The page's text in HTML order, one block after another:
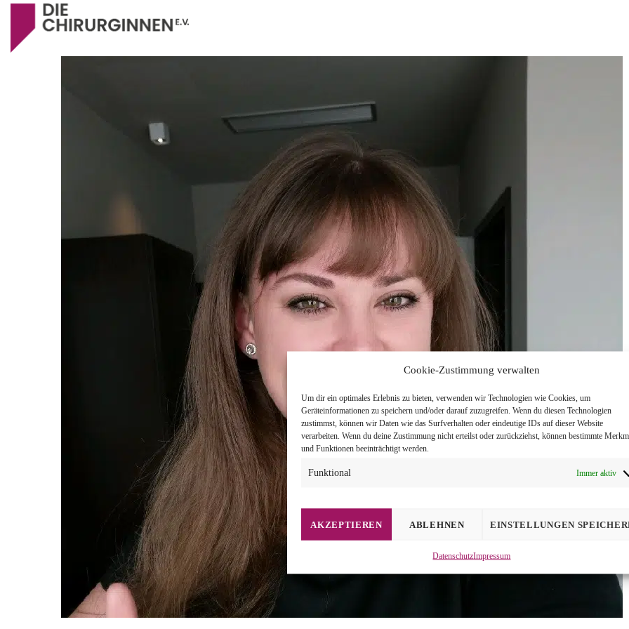
Cookie-Zustimmung verwalten
Um dir ein optimales Erlebnis zu bieten, verwenden wir Technologien wie Cookies, um
Geräteinformationen zu speichern und/oder darauf zuzugreifen. Wenn du diesen Technologien
zustimmst, können wir Daten wie das Surfverhalten oder eindeutige IDs auf dieser Website
verarbeiten. Wenn du deine Zustimmung nicht erteilst oder zurückziehst, können bestimmte
und Funktionen beeinträchtigt werden.
Funktional Immer aktiv
AKZEPTIEREN ABLEHNEN EINSTELLUNGEN
DatenschutzImpressum